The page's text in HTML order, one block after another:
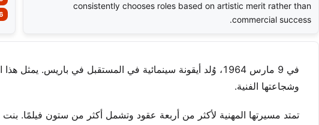
consistently chooses roles based on artistic merit rather than
commercial success.
في 9 مارس 1964، وُلد أيقونة سينمائية في المستقبل في باريس.
وشجاعتها الفنية.
تمتد مسيرتها المهنية لأكثر من أربعة عقود وتشمل أكثر من ستون فيلمًا.